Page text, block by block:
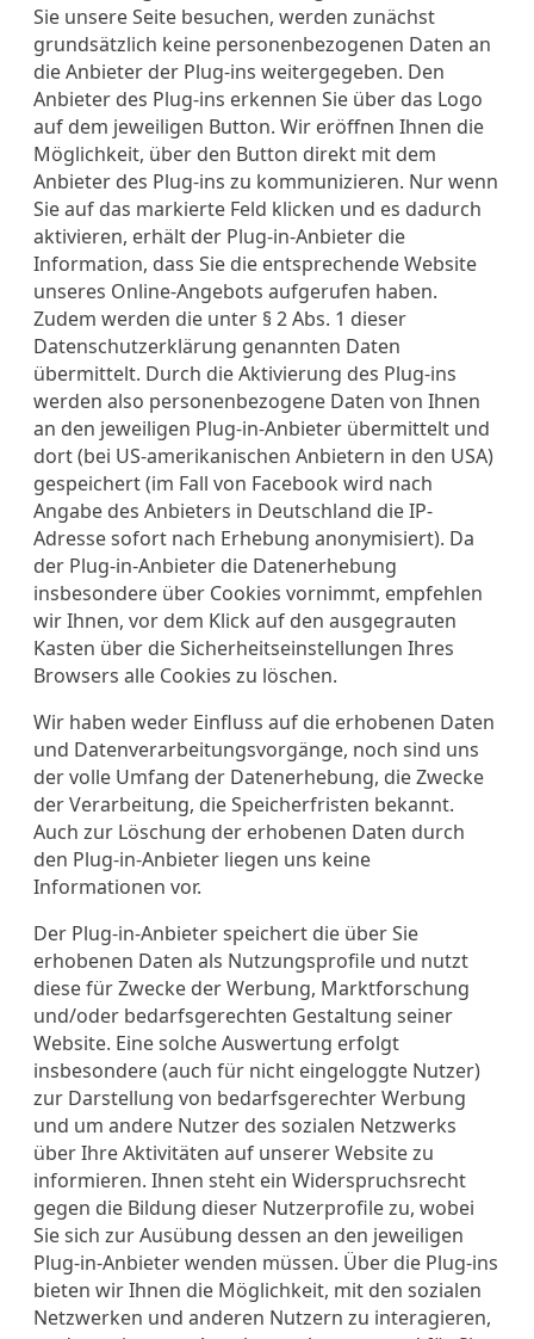
Sie unsere Seite besuchen, werden zunächst
grundsätzlich keine personenbezogenen Daten an
die Anbieter der Plug-ins weitergegeben. Den
Anbieter des Plug-ins erkennen Sie über das Logo
auf dem jeweiligen Button. Wir eröffnen Ihnen die
Möglichkeit, über den Button direkt mit dem
Anbieter des Plug-ins zu kommunizieren. Nur wenn
Sie auf das markierte Feld klicken und es dadurch
aktivieren, erhält der Plug-in-Anbieter die
Information, dass Sie die entsprechende Website
unseres Online-Angebots aufgerufen haben.
Zudem werden die unter § 2 Abs. 1 dieser
Datenschutzerklärung genannten Daten
übermittelt. Durch die Aktivierung des Plug-ins
werden also personenbezogene Daten von Ihnen
an den jeweiligen Plug-in-Anbieter übermittelt und
dort (bei US-amerikanischen Anbietern in den USA)
gespeichert (im Fall von Facebook wird nach
Angabe des Anbieters in Deutschland die IP-
Adresse sofort nach Erhebung anonymisiert). Da
der Plug-in-Anbieter die Datenerhebung
insbesondere über Cookies vornimmt, empfehlen
wir Ihnen, vor dem Klick auf den ausgegrauten
Kasten über die Sicherheitseinstellungen Ihres
Browsers alle Cookies zu löschen.
Wir haben weder Einfluss auf die erhobenen Daten
und Datenverarbeitungsvorgänge, noch sind uns
der volle Umfang der Datenerhebung, die Zwecke
der Verarbeitung, die Speicherfristen bekannt.
Auch zur Löschung der erhobenen Daten durch
den Plug-in-Anbieter liegen uns keine
Informationen vor.
Der Plug-in-Anbieter speichert die über Sie
erhobenen Daten als Nutzungsprofile und nutzt
diese für Zwecke der Werbung, Marktforschung
und/oder bedarfsgerechten Gestaltung seiner
Website. Eine solche Auswertung erfolgt
insbesondere (auch für nicht eingeloggte Nutzer)
zur Darstellung von bedarfsgerechter Werbung
und um andere Nutzer des sozialen Netzwerks
über Ihre Aktivitäten auf unserer Website zu
informieren. Ihnen steht ein Widerspruchsrecht
gegen die Bildung dieser Nutzerprofile zu, wobei
Sie sich zur Ausübung dessen an den jeweiligen
Plug-in-Anbieter wenden müssen. Über die Plug-ins
bieten wir Ihnen die Möglichkeit, mit den sozialen
Netzwerken und anderen Nutzern zu interagieren,